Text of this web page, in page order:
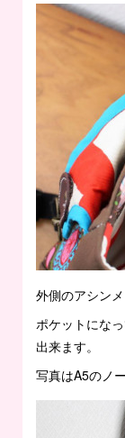
外側のアシン
ポケットにな
出来ます。
写真はA5のノ